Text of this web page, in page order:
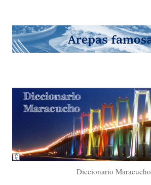
Diccionario Maracucho